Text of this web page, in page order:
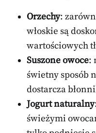
Orzechy:
włoskie są
wartościowych
Suszone owoce:
świetny sposób
dostarcza
Jogurt naturalny
świeżymi